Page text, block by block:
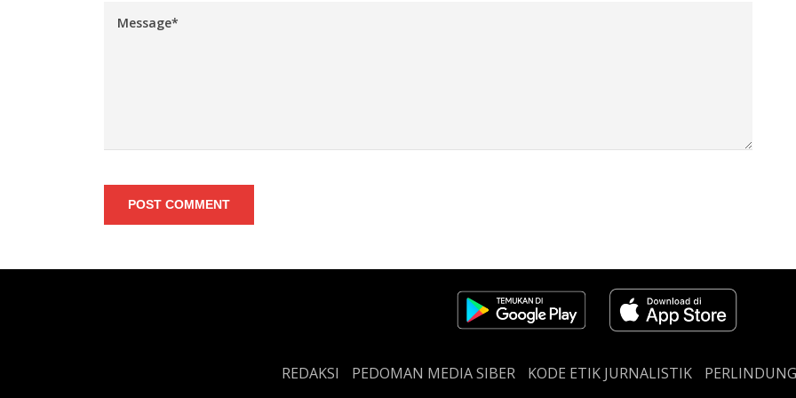
POST COMMENT
REDAKSI PEDOMAN MEDIA SIBER KODE ETIK JURNALISTIK